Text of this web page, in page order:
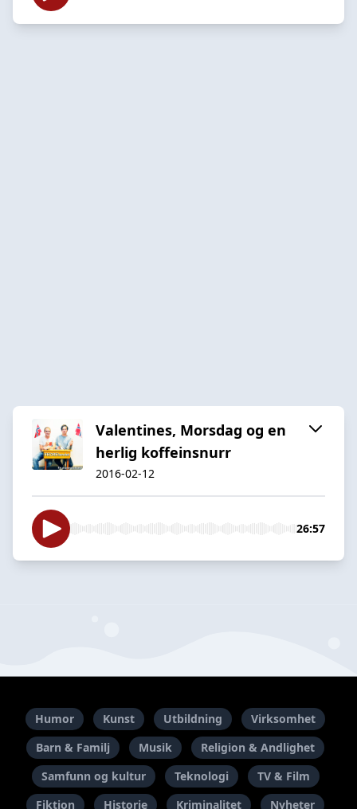
Valentines, Morsdag og en
herlig koffeinsnurr
2016-02-12
26:57
Humor Kunst Utbildning
Virksomhet
Barn & Familj
Musik
Religion & Andlighet
Samfunn og kultur
Teknologi
TV & Film
Fiktion
Historie Kriminalitet Nyheter